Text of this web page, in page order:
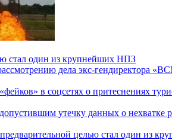
стал один из крупнейших НПЗ
дела экс-гендиректора
в соцсетях о притеснениях
утечку данных о нехватке
целью стал один из